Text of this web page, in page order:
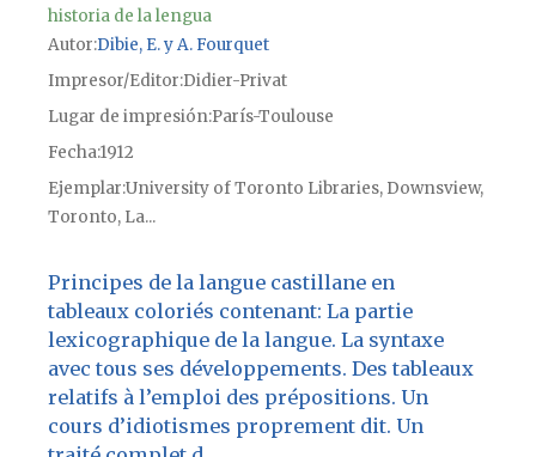
historia de la lengua
Autor Dibie, E. y A. Fourquet
Impresor/Editor Didier-Privat
Lugar de impresiónParís-Toulouse
Fecha1912
Ejemplar University of Toronto Libraries, Downsview,
Toronto, La...
Principes de la langue castillane en
tableaux coloriés contenant: La partie
lexicographique de la langue. La syntaxe
avec tous ses développements. Des tableaux
relatifs à l’emploi des prépositions. Un
cours d’idiotismes proprement dit. Un